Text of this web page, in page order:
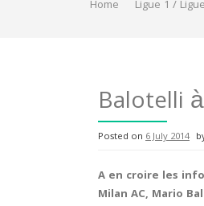
Home Ligue 1 /
Balotelli
Posted on 6 July 2014
A en croire les
Milan AC, Mario